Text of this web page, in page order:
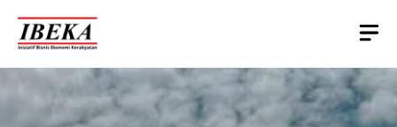
content